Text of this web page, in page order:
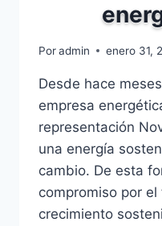
Poradmin enero 31,
Desde hace
empresa
representación
una energía
cambio. De esta
compromiso por
crecimiento